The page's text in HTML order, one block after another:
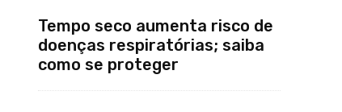
Tempo seco aumenta risco de
doenças respiratórias; saiba
como se proteger